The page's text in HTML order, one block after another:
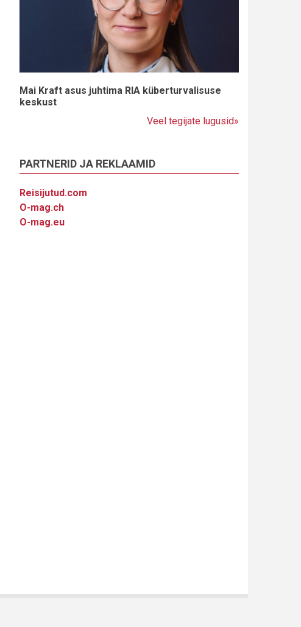
Mai Kraft asus juhtima RIA küberturvalisuse
keskust
Veel tegijate lugusid»
PARTNERID JA REKLAAMID
Reisijutud.com
O-mag.ch
O-mag.eu